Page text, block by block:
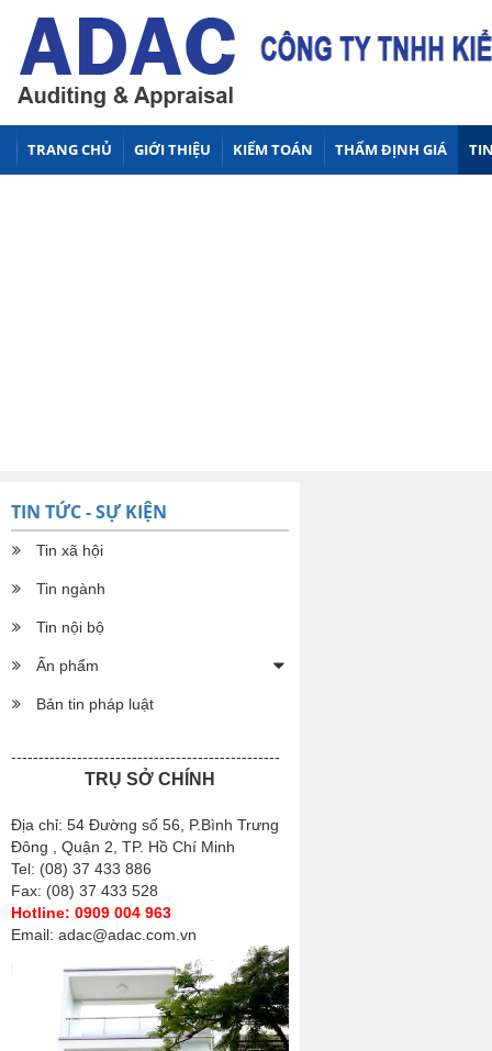
TRANG CHỦ GIỚI THIỆU KIỂM TOÁN THẨM ĐỊNH GIÁ
TIN TỨC - SỰ KIỆN
Tin xã hội
Tin ngành
Tin nội bộ
Ấn phẩm
Bản tin pháp luật
-------------------------------------------------
TRỤ SỞ CHÍNH
Địa chỉ: 54 Đường số 56, P.Bình Trưng
Đông , Quận 2, TP. Hồ Chí Minh
Tel: (08) 37 433 886
Fax: (08) 37 433 528
Hotline: 0909 004 963
Email: adac@adac.com.vn